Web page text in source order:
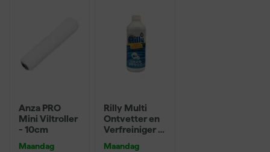
Anza PRO
Mini Viltroller
- 10cm
Maandag
Rilly Multi
Ontvetter en
Verfreiniger –
Maandag